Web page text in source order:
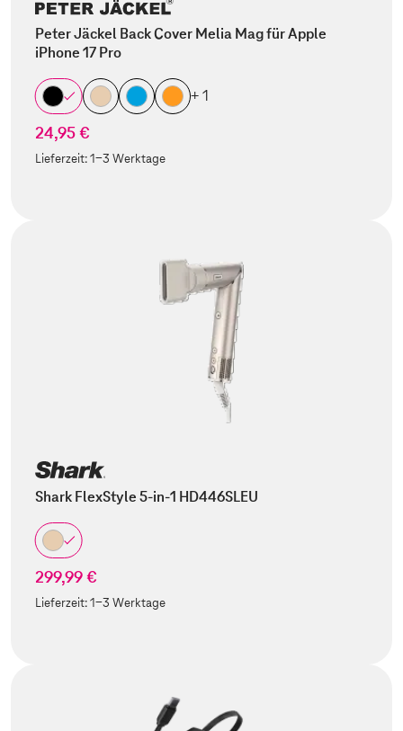
Peter Jäckel Back Cover Melia Mag für Apple
iPhone 17 Pro
+ 1
24,95 €
Lieferzeit:1-3 Werktage
Shark FlexStyle 5-in-1 HD446SLEU
299,99 €
Lieferzeit:1-3 Werktage